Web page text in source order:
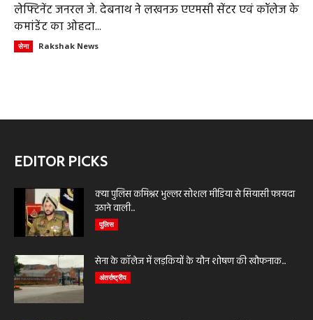
लेफ्टिनेंट जनरल जे. देबनाथ ने लखनऊ एएमसी सेंटर एवं कॉलेज के
कमांडेंट का ओहदा...
सेना Rakshak News
EDITOR PICKS
क्या पुलिस कमिश्नर भुल्लर सोशल मीडिया से सियासी फायदा
उठाने वाली...
पुलिस
सेना के कॉलेज में लड़कियों के यौन शोषण की खौफनाक...
अंतर्राष्ट्रीय